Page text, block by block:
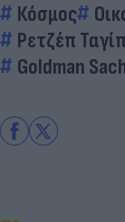
Κόσμος
Ρετζέπ
Goldman